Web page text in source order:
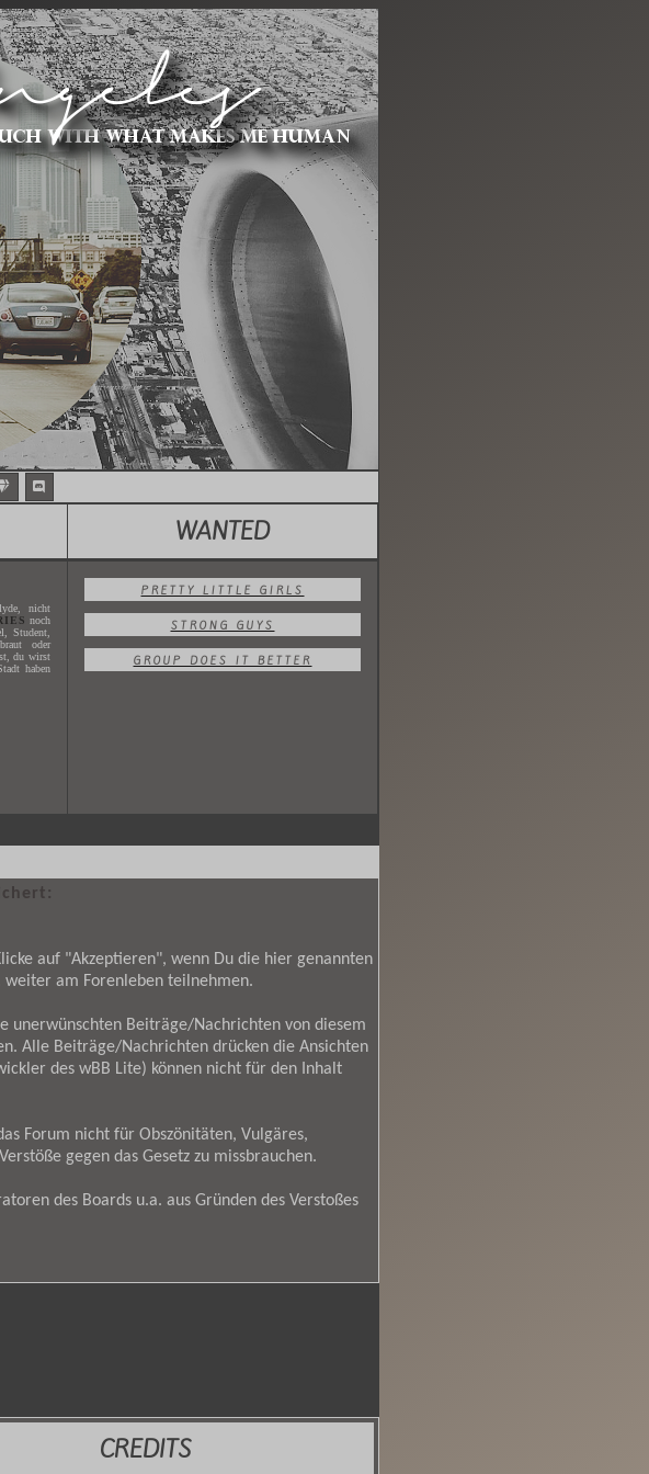
nicht
noch
Student,
oder
du wirst
haben
WANTED
PRETTY LITTLE GIRLS
STRONG GUYS
GROUP DOES IT BETTER
auf "Akzeptieren", wenn Du die hier genannten
weiter am Forenleben teilnehmen.
unerwünschten Beiträge/Nachrichten von diesem
Alle Beiträge/Nachrichten drücken die Ansichten
des wBB Lite) können nicht für den Inhalt
Forum nicht für Obszönitäten, Vulgäres,
gegen das Gesetz zu missbrauchen.
des Boards u.a. aus Gründen des Verstoßes
CREDITS